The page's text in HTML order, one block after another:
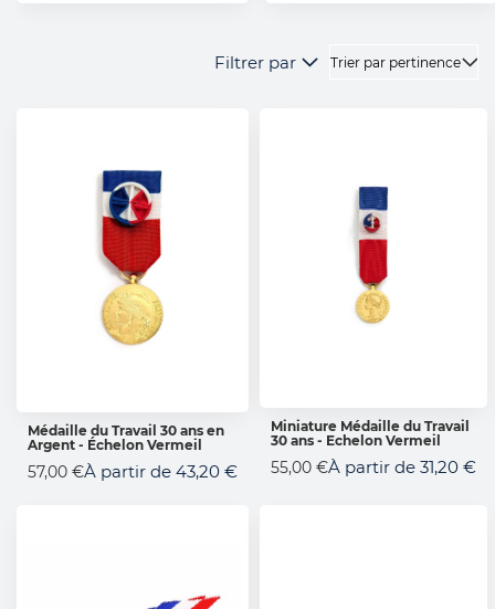
Filtrer par
AJOUTER AU PANIER
Médaille du Travail 30 ans en
Argent - Échelon Vermeil
57,00 €À partir de 43,20 €
AJOUTER AU PANIER
Miniature Médaille du Travail
30 ans - Echelon Vermeil
55,00 €À partir de 31,20 €